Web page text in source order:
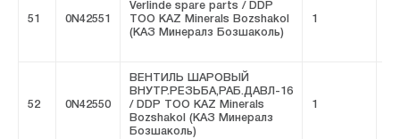
51 0N42551
Verlinde spare parts / DDP
ТОО KAZ Minerals Bozshakol
(КАЗ Минералз Бозшаколь)
1
52 0N42550
ВЕНТИЛЬ ШАРОВЫЙ
ВНУТР.РЕЗЬБА,РАБ.ДАВЛ-16
/ DDP ТОО KAZ Minerals
Bozshakol (КАЗ Минералз
Бозшаколь)
1